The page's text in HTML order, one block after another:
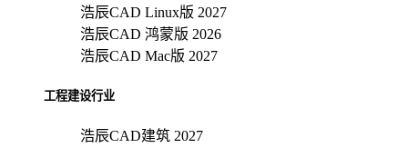
浩辰CAD Linux版 2027
浩辰CAD 鸿蒙版 2026
浩辰CAD Mac版 2027
工程建设行业
浩辰CAD建筑 2027